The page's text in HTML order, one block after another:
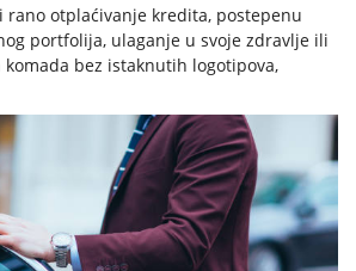
rano otplaćivanje kredita, postepenu
portfolija, ulaganje u svoje zdravlje ili
bez istaknutih logotipova,